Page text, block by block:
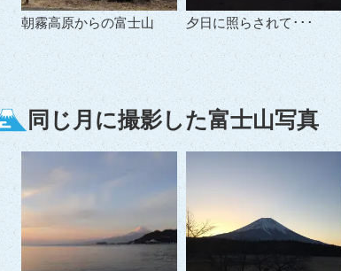
朝霧高原からの富士山 夕日に照らされて･･･
同じ月に撮影した富士山写真